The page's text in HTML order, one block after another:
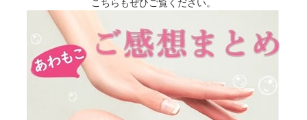
こちらもぜひご覧ください。